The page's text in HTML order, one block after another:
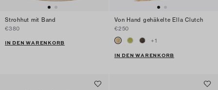
Strohhut mit Band
€380
IN DEN WARENKORB
Von Hand gehäkelte Ella Clutch
€250
+1
IN DEN WARENKORB